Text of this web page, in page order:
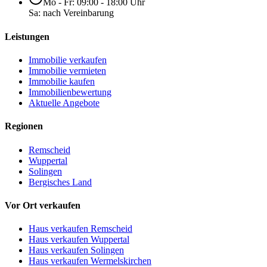
Mo - Fr: 09:00 - 18:00 Uhr
Sa: nach Vereinbarung
Leistungen
Immobilie verkaufen
Immobilie vermieten
Immobilie kaufen
Immobilienbewertung
Aktuelle Angebote
Regionen
Remscheid
Wuppertal
Solingen
Bergisches Land
Vor Ort verkaufen
Haus verkaufen Remscheid
Haus verkaufen Wuppertal
Haus verkaufen Solingen
Haus verkaufen Wermelskirchen